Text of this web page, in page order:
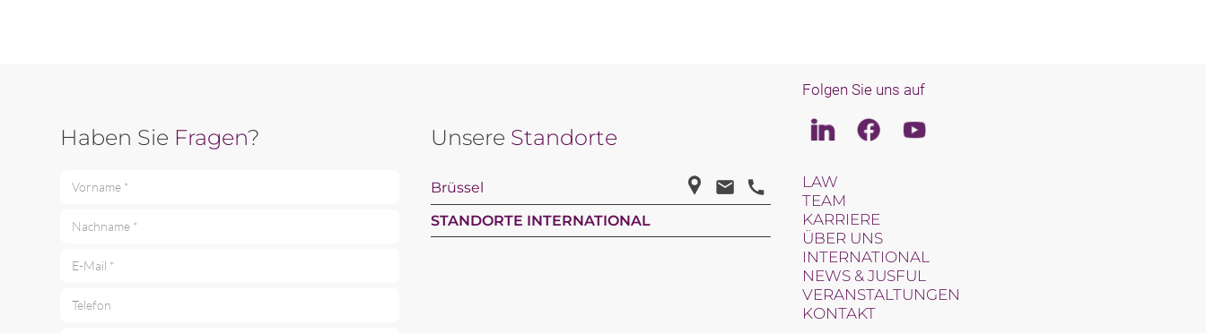
Haben Sie Fragen?
Vorname *
Nachname *
E-Mail *
Telefon
Unsere Standorte
Brüssel
STANDORTE INTERNATIONAL
Folgen Sie uns auf
LinkedinFacebookYoutube
LAW
TEAM
KARRIERE
ÜBER UNS
INTERNATIONAL
NEWS & JUSFUL
VERANSTALTUNGEN
KONTAKT